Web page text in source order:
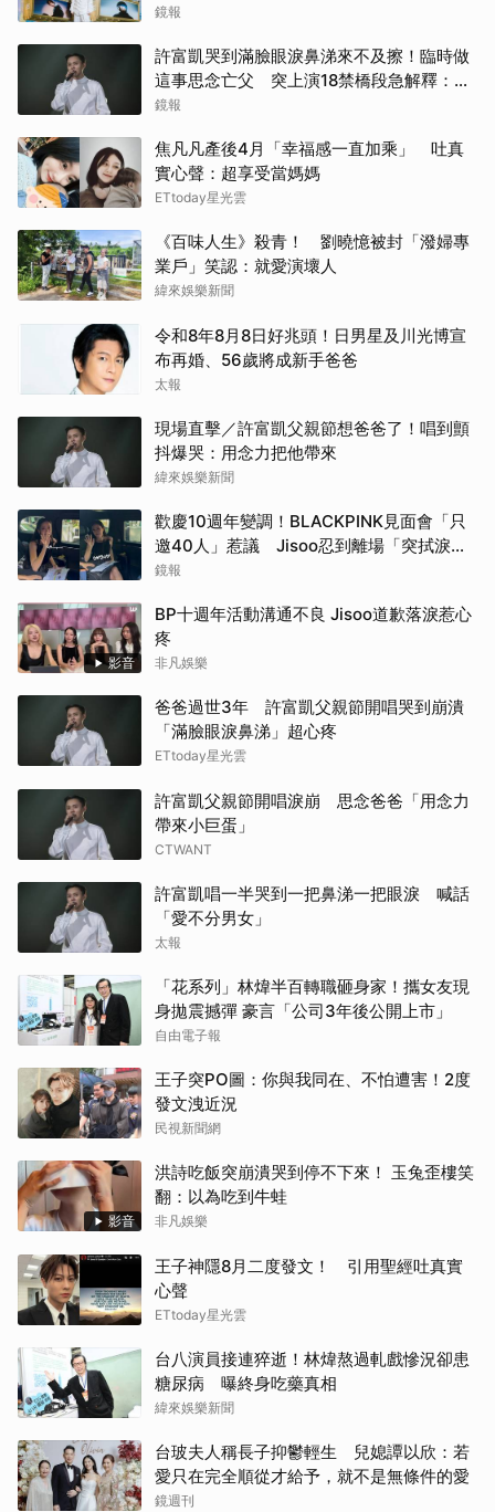
鏡報
許富凱哭到滿臉眼淚鼻涕來不及擦！臨時做
這事思念亡父 突上演18禁橋段急解釋：這
是放煙火
鏡報
焦凡凡產後4月「幸福感一直加乘」 吐真
實心聲：超享受當媽媽
ETtoday星光雲
《百味人生》殺青！ 劉曉憶被封「潑婦專
業戶」笑認：就愛演壞人
緯來娛樂新聞
令和8年8月8日好兆頭！日男星及川光博宣
布再婚、56歲將成新手爸爸
太報
現場直擊／許富凱父親節想爸爸了！唱到顫
抖爆哭：用念力把他帶來
緯來娛樂新聞
歡慶10週年變調！BLACKPINK見面會「只
邀40人」惹議 Jisoo忍到離場「突拭淚」
粉絲心疼
鏡報
影音
BP十週年活動溝通不良 Jisoo道歉落淚惹心
疼
非凡娛樂
爸爸過世3年 許富凱父親節開唱哭到崩潰
「滿臉眼淚鼻涕」超心疼
ETtoday星光雲
許富凱父親節開唱淚崩 思念爸爸「用念力
帶來小巨蛋」
CTWANT
許富凱唱一半哭到一把鼻涕一把眼淚 喊話
「愛不分男女」
太報
「花系列」林煒半百轉職砸身家！攜女友現
身拋震撼彈 豪言「公司3年後公開上市」
自由電子報
王子突PO圖：你與我同在、不怕遭害！2度
發文洩近況
民視新聞網
影音
洪詩吃飯突崩潰哭到停不下來！ 玉兔歪樓笑
翻：以為吃到牛蛙
非凡娛樂
王子神隱8月二度發文！ 引用聖經吐真實
心聲
ETtoday星光雲
台八演員接連猝逝！林煒熬過軋戲慘況卻患
糖尿病 曝終身吃藥真相
緯來娛樂新聞
台玻夫人稱長子抑鬱輕生 兒媳譚以欣：若
愛只在完全順從才給予，就不是無條件的愛
鏡週刊